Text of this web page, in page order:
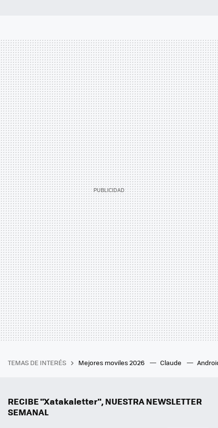
TEMAS DE INTERÉS Mejores moviles 2026 Claude
RECIBE "Xatakaletter", NUESTRA NEWSLETTER
SEMANAL